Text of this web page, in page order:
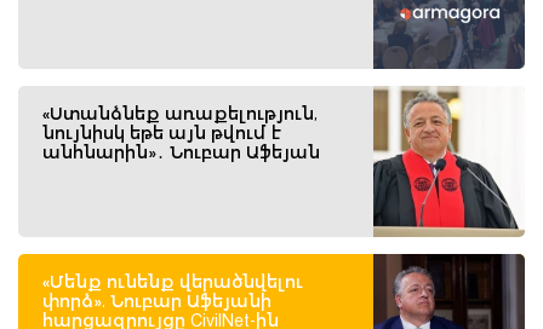
«Ստանձնեք առաքելություն,
նույնիսկ եթե այն թվում է
անհնարին»․ Նուբար Աֆեյան
«Մենք ունենք վերածնվելու
փորձ». Նուբար Աֆեյանի
հարցազրույցը CivilNet-ին